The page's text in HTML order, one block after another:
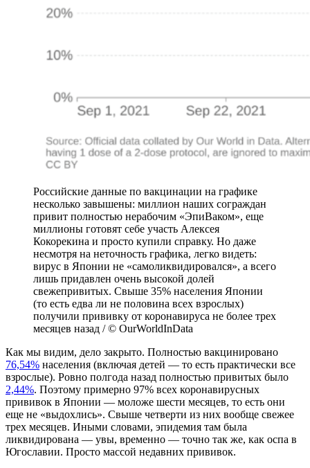
Российские данные по вакцинации на графике
несколько завышены: миллион наших сограждан
привит полностью нерабочим «ЭпиВаком», еще
миллионы готовят себе участь Алексея
Кокорекина и просто купили справку. Но даже
несмотря на неточность графика, легко видеть:
вирус в Японии не «самоликвидировался», а всего
лишь придавлен очень высокой долей
свежепривитых. Свыше 35% населения Японии
(то есть едва ли не половина всех взрослых)
получили прививку от коронавируса не более трех
месяцев назад / © OurWorldInData
Как мы видим, дело закрыто. Полностью вакцинировано
76,54% населения (включая детей — то есть практически все
взрослые). Ровно полгода назад полностью привитых было
2,44%. Поэтому примерно 97% всех коронавирусных
прививок в Японии — моложе шести месяцев, то есть они
еще не «выдохлись». Свыше четверти из них вообще свежее
трех месяцев. Иными словами, эпидемия там была
ликвидирована — увы, временно — точно так же, как оспа в
Югославии. Просто массой недавних прививок.